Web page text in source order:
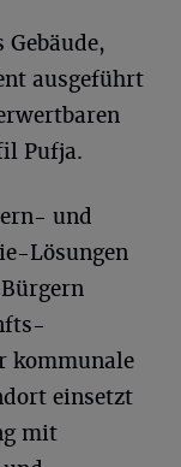
ausgeführt
Pufja.
und
Lösungen
kommunale
einsetzt
mit